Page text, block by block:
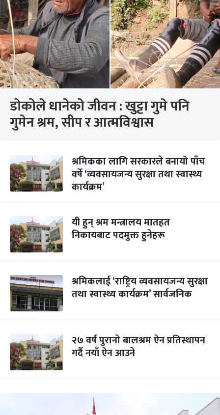
डोकोले धानेको जीवन : खुट्टा गुमे पनि
गुमेन श्रम, सीप र आत्मविश्वास
श्रमिकका लागि सरकारले बनायो पाँच
वर्षे ‘व्यवसायजन्य सुरक्षा तथा स्वास्थ्य
कार्यक्रम’
यी हुन् श्रम मन्त्रालय मातहत
निकायबाट पदमुक्त हुनेहरू
श्रमिकलाई ‘राष्ट्रिय व्यवसायजन्य सुरक्षा
तथा स्वास्थ्य कार्यक्रम’ सार्वजनिक
२७ वर्ष पुरानो बालश्रम ऐन प्रतिस्थापन
गर्दै नयाँ ऐन आउने